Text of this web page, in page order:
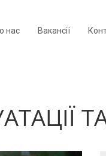
нас Вакансії